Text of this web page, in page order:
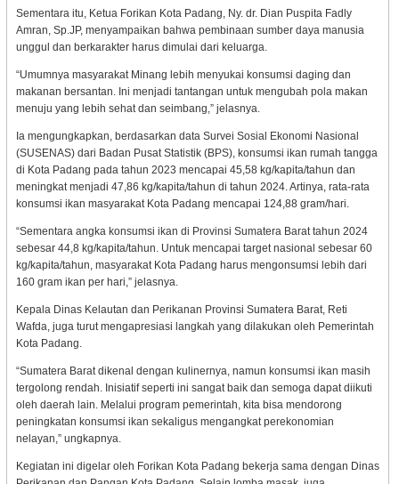
Sementara itu, Ketua Forikan Kota Padang, Ny. dr. Dian Puspita Fadly
Amran, Sp.JP, menyampaikan bahwa pembinaan sumber daya manusia
unggul dan berkarakter harus dimulai dari keluarga.
“Umumnya masyarakat Minang lebih menyukai konsumsi daging dan
makanan bersantan. Ini menjadi tantangan untuk mengubah pola makan
menuju yang lebih sehat dan seimbang,” jelasnya.
Ia mengungkapkan, berdasarkan data Survei Sosial Ekonomi Nasional
(SUSENAS) dari Badan Pusat Statistik (BPS), konsumsi ikan rumah tangga
di Kota Padang pada tahun 2023 mencapai 45,58 kg/kapita/tahun dan
meningkat menjadi 47,86 kg/kapita/tahun di tahun 2024. Artinya, rata-rata
konsumsi ikan masyarakat Kota Padang mencapai 124,88 gram/hari.
“Sementara angka konsumsi ikan di Provinsi Sumatera Barat tahun 2024
sebesar 44,8 kg/kapita/tahun. Untuk mencapai target nasional sebesar 60
kg/kapita/tahun, masyarakat Kota Padang harus mengonsumsi lebih dari
160 gram ikan per hari,” jelasnya.
Kepala Dinas Kelautan dan Perikanan Provinsi Sumatera Barat, Reti
Wafda, juga turut mengapresiasi langkah yang dilakukan oleh Pemerintah
Kota Padang.
“Sumatera Barat dikenal dengan kulinernya, namun konsumsi ikan masih
tergolong rendah. Inisiatif seperti ini sangat baik dan semoga dapat diikuti
oleh daerah lain. Melalui program pemerintah, kita bisa mendorong
peningkatan konsumsi ikan sekaligus mengangkat perekonomian
nelayan,” ungkapnya.
Kegiatan ini digelar oleh Forikan Kota Padang bekerja sama dengan Dinas